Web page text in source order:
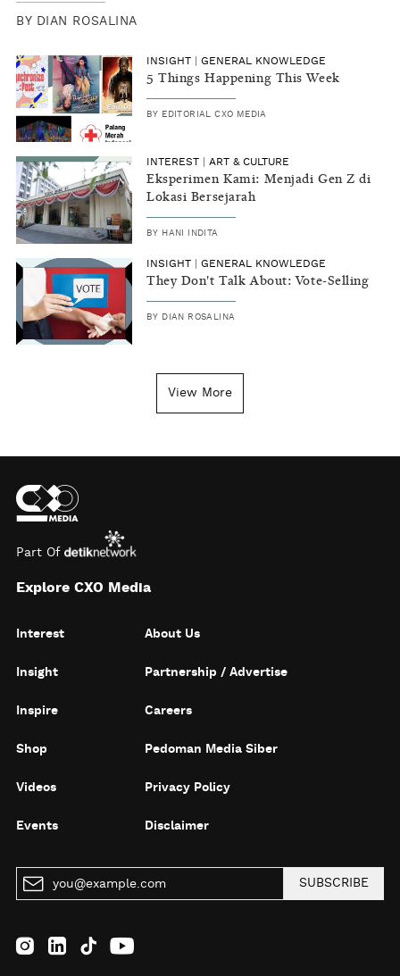
BY DIAN ROSALINA
INSIGHT GENERAL KNOWLEDGE
5 Things Happening This Week
BY EDITORIAL CXO MEDIA
INTEREST ART & CULTURE
Eksperimen Kami: Menjadi Gen Z di
Lokasi Bersejarah
BY HANI INDITA
INSIGHT GENERAL KNOWLEDGE
They Don't Talk About: Vote-Selling
BY DIAN ROSALINA
View More
Part Of
Explore CXO Media
Interest
Insight
Inspire
Shop
Videos
Events
About Us
Partnership / Advertise
Careers
Pedoman Media Siber
Privacy Policy
Disclaimer
SUBSCRIBE